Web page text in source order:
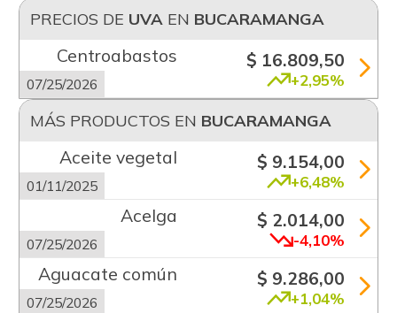
PRECIOS DE UVAEN BUCARAMANGA
Centroabastos
07/25/2026
$ 16.809,50
+2,95%
MÁS PRODUCTOS EN BUCARAMANGA
Aceite vegetal
01/11/2025
$ 9.154,00
+6,48%
Acelga
07/25/2026
$ 2.014,00
-4,10%
Aguacate común
07/25/2026
$ 9.286,00
+1,04%